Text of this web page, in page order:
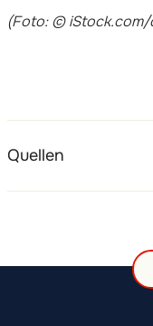
(Foto: © iStock.com/
Quellen